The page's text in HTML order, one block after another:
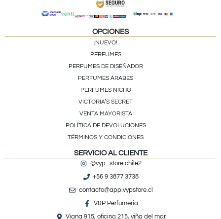
OPCIONES
¡NUEVO!
PERFUMES
PERFUMES DE DISEÑADOR
PERFUMES ÁRABES
PERFUMES NICHO
VICTORIA’S SECRET
VENTA MAYORISTA
POLÍTICA DE DEVOLUCIONES
TÉRMINOS Y CONDICIONES
SERVICIO AL CLIENTE
@vyp_store.chile2
+56 9 3877 3738
contacto@app.vypstore.cl
V&P Perfumeria
Viana 915, oficina 215, viña del mar